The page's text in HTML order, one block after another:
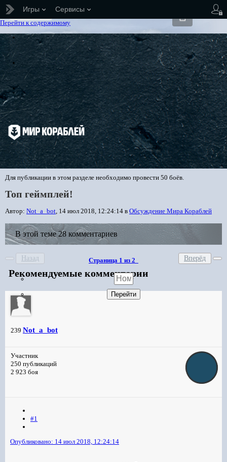
Игры Сервисы
Перейти к содержимому
Обсуждение Мира Кораблей
Для публикации в этом разделе необходимо провести 50 боёв.
Топ геймплей!
Автор: Not_a_bot 14 июл 2018, 12:24:14 в Обсуждение Мира Кораблей
В этой теме 28 комментариев
Назад Вперёд
Страница 1 из 2
Рекомендуемые комментарии
239 Not_a_bot
Участник
250 публикаций
2 923 боя
#1
Опубликовано: 14 июл 2018, 12:24:14